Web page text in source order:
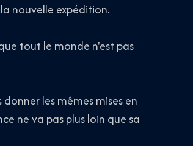
nouvelle expédition.
tout le monde n'est pas
les mêmes mises en
ne va pas plus loin que sa